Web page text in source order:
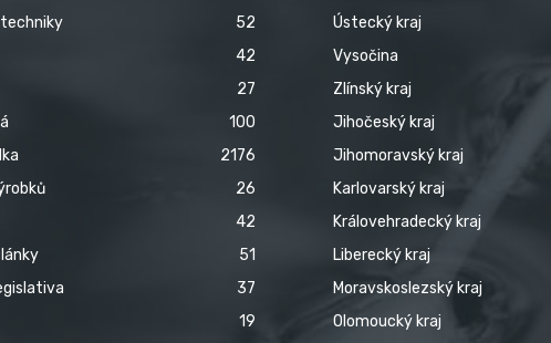
52
42
27
100
2176
26
42
51
37
19
Ústecký kraj
Vysočina
Zlínský kraj
Jihočeský kraj
Jihomoravský kraj
Karlovarský kraj
Královehradecký kraj
Liberecký kraj
Moravskoslezský kraj
Olomoucký kraj